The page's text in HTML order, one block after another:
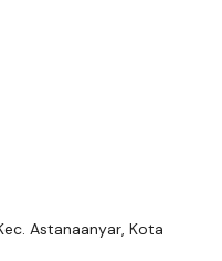
Astanaanyar, Kota